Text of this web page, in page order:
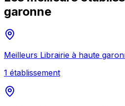
garonne
Meilleurs Librairie à haute
1 établissement